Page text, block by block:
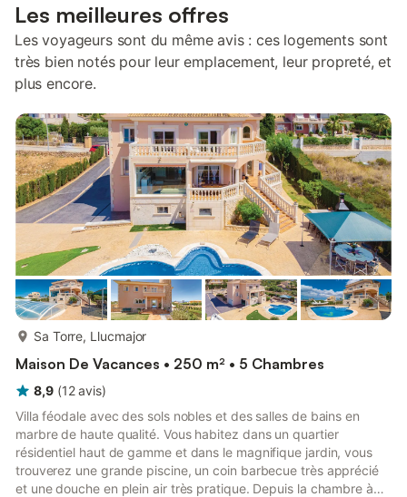
Les meilleures offres
Les voyageurs sont du même avis : ces logements sont
très bien notés pour leur emplacement, leur propreté, et
plus encore.
Sa Torre, Llucmajor
Maison De Vacances • 250 m² • 5 Chambres
8,9 (12 avis)
Villa féodale avec des sols nobles et des salles de bains en
marbre de haute qualité. Vous habitez dans un quartier
résidentiel haut de gamme et dans le magnifique jardin, vous
trouverez une grande piscine, un coin barbecue très apprécié
et une douche en plein air très pratique. Depuis la chambre à